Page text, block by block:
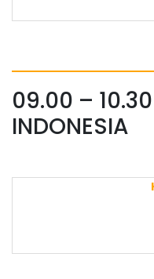
09.00 –
INDONESIA